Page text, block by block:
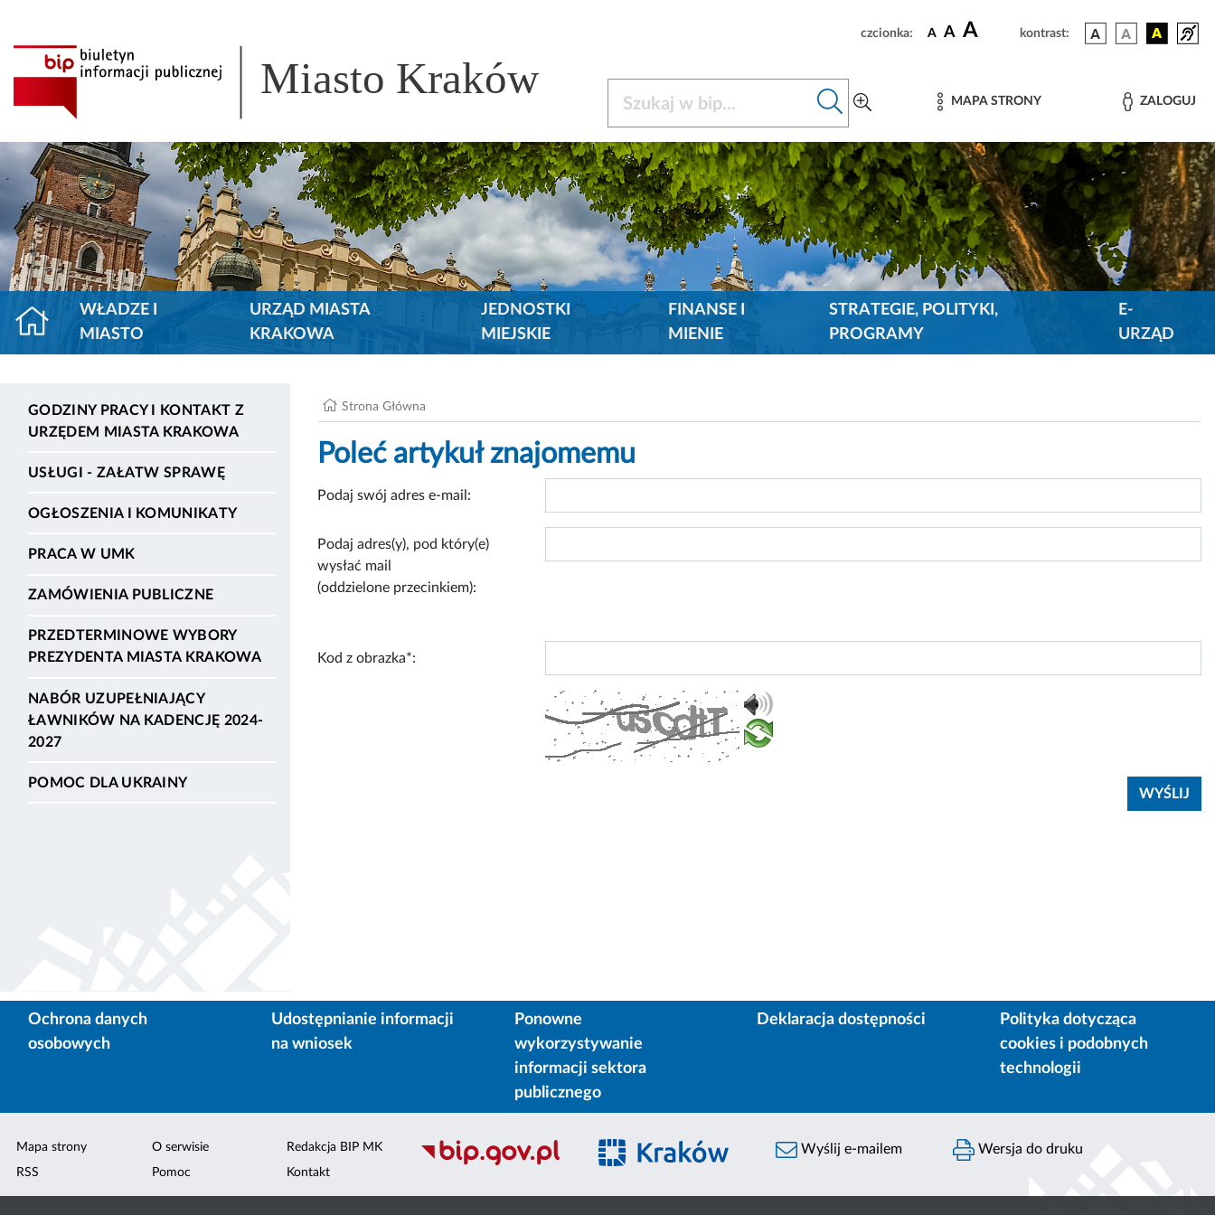
czcionka: A A A kontrast:
Miasto Kraków MAPA STRONY ZALOGUJ
WŁADZE I
MIASTO
URZĄD MIASTA
KRAKOWA
JEDNOSTKI
MIEJSKIE
FINANSE I
MIENIE
STRATEGIE, POLITYKI,
PROGRAMY
E-
URZĄD
GODZINY PRACY I KONTAKT Z
URZĘDEM MIASTA KRAKOWA
USŁUGI - ZAŁATW SPRAWĘ
OGŁOSZENIA I KOMUNIKATY
PRACA W UMK
ZAMÓWIENIA PUBLICZNE
PRZEDTERMINOWE WYBORY
PREZYDENTA MIASTA KRAKOWA
NABÓR UZUPEŁNIAJĄCY
ŁAWNIKÓW NA KADENCJĘ 2024-
2027
POMOC DLA UKRAINY
Strona Główna
Poleć artykuł znajomemu
Podaj swój adres e-mail:
Podaj adres(y), pod który(e)
wysłać mail
(oddzielone przecinkiem):
Kod z obrazka*:
Ochrona danych
osobowych
Udostępnianie informacji
na wniosek
Ponowne
wykorzystywanie
informacji sektora
publicznego
Deklaracja dostępności
Polityka dotycząca
cookies i podobnych
technologii
Mapa strony
RSS
O serwisie
Pomoc
Redakcja BIP MK
Kontakt
Wyślij e-mailem Wersja do druku